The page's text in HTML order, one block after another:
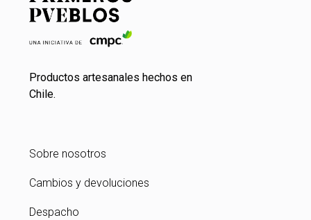
Productos artesanales hechos en
Chile.
Sobre nosotros
Cambios y devoluciones
Despacho